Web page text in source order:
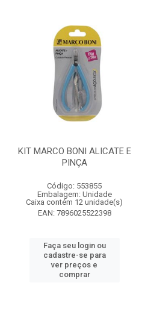
KIT MARCO BONI ALICATE E
PINÇA
Código: 553855
Embalagem: Unidade
Caixa contém 12 unidade(s)
EAN: 7896025522398
Faça seu login ou
cadastre-se para
ver preços e
comprar